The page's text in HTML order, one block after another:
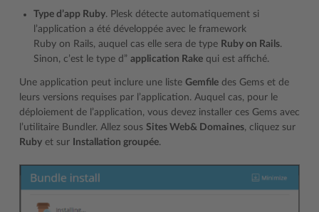
Type d’app Ruby. Plesk détecte automatiquement si
l’application a été développée avec le framework
Ruby on Rails, auquel cas elle sera de type Ruby on Rails.
Sinon, c’est le type d” application Rake qui est affiché.
Une application peut inclure une liste Gemfile des Gems et de
leurs versions requises par l’application. Auquel cas, pour le
déploiement de l’application, vous devez installer ces Gems avec
l’utilitaire Bundler. Allez sous Sites Web& Domaines, cliquez sur
Ruby et sur Installation groupée.